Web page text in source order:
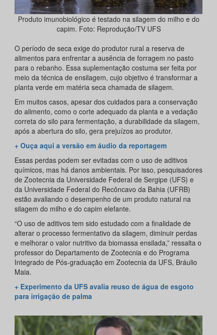
Produto imunobiológico é testado na silagem do milho e do
capim. Foto: Reprodução/TV UFS
O período de seca exige do produtor rural a reserva de
alimentos para enfrentar a ausência de forragem no pasto
para o rebanho. Essa suplementação costuma ser feita por
meio da técnica de ensilagem, cujo objetivo é transformar a
planta verde em matéria seca chamada de silagem.
Em muitos casos, apesar dos cuidados para a conservação
do alimento, como o corte adequado da planta e a vedação
correta do silo para fermentação, a durabilidade da silagem,
após a abertura do silo, gera prejuízos ao produtor.
+ Ouça aqui a versão em áudio da reportagem
Essas perdas podem ser evitadas com o uso de aditivos
químicos, mas há danos ambientais. Por isso, pesquisadores
de Zootecnia da Universidade Federal de Sergipe (UFS) e
da Universidade Federal do Recôncavo da Bahia (UFRB)
estão avaliando o desempenho de um produto natural na
silagem do milho e do capim elefante.
“O uso de aditivos tem sido estudado com a finalidade de
alterar o processo fermentativo da silagem, diminuir perdas
e melhorar o valor nutritivo da biomassa ensilada,” ressalta o
professor do Departamento de Zootecnia e do Programa
Integrado de Pós-graduação em Zootecnia da UFS, Bráulio
Maia.
+ Experimento da UFS avalia reuso de água de esgoto
para irrigação de palma